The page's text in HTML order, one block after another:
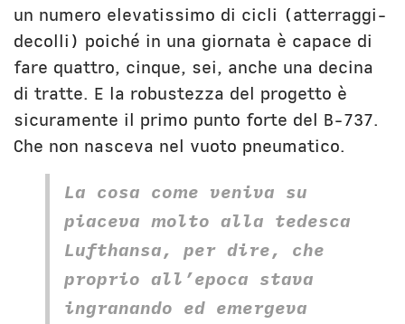
un numero elevatissimo di cicli (atterraggi-
decolli) poiché in una giornata è capace di
fare quattro, cinque, sei, anche una decina
di tratte. E la robustezza del progetto è
sicuramente il primo punto forte del B-737.
Che non nasceva nel vuoto pneumatico.
La cosa come veniva su
piaceva molto alla tedesca
Lufthansa, per dire, che
proprio all’epoca stava
ingranando ed emergeva